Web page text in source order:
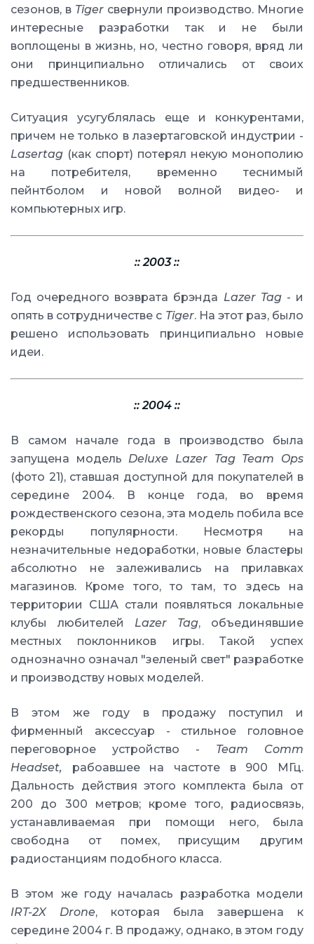
сезонов, в Tiger свернули производство. Многие
интересные разработки так и не были
воплощены в жизнь, но, честно говоря, вряд ли
они принципиально отличались от своих
предшественников.
Ситуация усугублялась еще и конкурентами,
причем не только в лазертаговской индустрии -
Lasertag (как спорт) потерял некую монополию
на потребителя, временно теснимый
пейнтболом и новой волной видео- и
компьютерных игр.
:: 2003 ::
Год очередного возврата брэнда Lazer Tag- и
опять в сотрудничестве с Tiger. На этот раз, было
решено использовать принципиально новые
идеи.
:: 2004 ::
В самом начале года в производство была
запущена модель Deluxe Lazer Tag Team Ops
(фото 21), ставшая доступной для покупателей в
середине 2004. В конце года, во время
рождественского сезона, эта модель побила все
рекорды популярности. Несмотря на
незначительные недоработки, новые бластеры
абсолютно не залеживались на прилавках
магазинов. Кроме того, то там, то здесь на
территории США стали появляться локальные
клубы любителей Lazer Tag, объединявшие
местных поклонников игры. Такой успех
однозначно означал "зеленый свет" разработке
и производству новых моделей.
В этом же году в продажу поступил и
фирменный аксессуар - стильное головное
переговорное устройство - Team Comm
Headset, рабоавшее на частоте в 900 МГц.
Дальность действия этого комплекта была от
200 до 300 метров; кроме того, радиосвязь,
устанавливаемая при помощи него, была
свободна от помех, присущим другим
радиостанциям подобного класса.
В этом же году началась разработка модели
IRT-2X Drone, которая была завершена к
середине 2004 г. В продажу, однако, в этом году